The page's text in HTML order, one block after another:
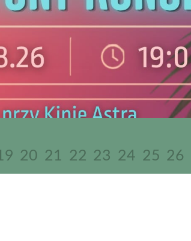
20 21 22 23 24 25 26